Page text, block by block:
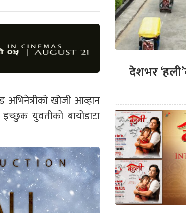
अभिनेत्रीको खोजी आव्हान
युवतीको बायोडाटा
देशभर